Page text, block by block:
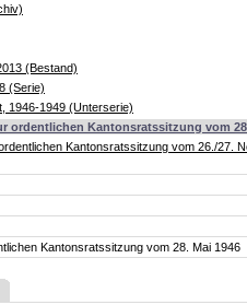
(Bestand)
(Serie)
1946-1949 (Unterserie)
ordentlichen Kantonsratssitzung vom
Kantonsratssitzung vom 26./27.
Kantonsratssitzung vom 28. Mai 1946